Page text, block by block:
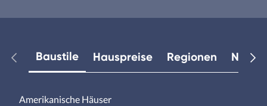
Baustile Hauspreise Regionen
Amerikanische Häuser